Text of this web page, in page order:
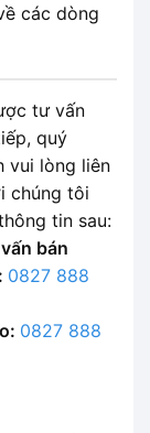
các dòng
tư vấn
quý
vui lòng liên
chúng tôi
tin sau:
bán
0827 888
0827 888